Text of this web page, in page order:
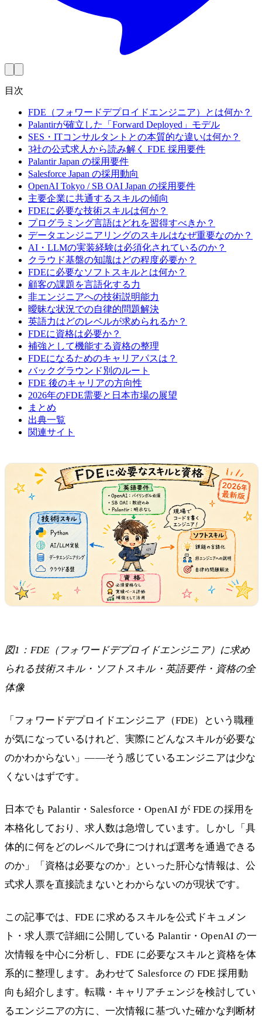
目次
FDE（フォワードデプロイドエンジニア）とは何か？
Palantirが確立した「Forward Deployed」モデル
SES・ITコンサルタントとの本質的な違いは何か？
3社の公式求人から読み解く FDE 採用要件
Palantir Japan の採用要件
Salesforce Japan の採用動向
OpenAI Tokyo / SB OAI Japan の採用要件
主要企業に共通するスキルの傾向
FDEに必要な技術スキルは何か？
プログラミング言語はどれを習得すべきか？
データエンジニアリングのスキルはなぜ重要なのか？
AI・LLMの実装経験は必須化されているのか？
クラウド基盤の知識はどの程度必要か？
FDEに必要なソフトスキルとは何か？
顧客の課題を言語化する力
非エンジニアへの技術説明能力
曖昧な状況での自律的問題解決
英語力はどのレベルが求められるか？
FDEに資格は必要か？
補強として機能する資格の整理
FDEになるためのキャリアパスは？
バックグラウンド別のルート
FDE 後のキャリアの方向性
2026年のFDE需要と日本市場の展望
まとめ
出典一覧
関連サイト
図1：FDE（フォワードデプロイドエンジニア）に求め
られる技術スキル・ソフトスキル・英語要件・資格の全
体像
「フォワードデプロイドエンジニア（FDE）という職種
が気になっているけれど、実際にどんなスキルが必要な
のかわからない」——そう感じているエンジニアは少な
くないはずです。
日本でも Palantir・Salesforce・OpenAI が FDE の採用を
本格化しており、求人数は急増しています。しかし「具
体的に何をどのレベルで身につければ選考を通過できる
のか」「資格は必要なのか」といった肝心な情報は、公
式求人票を直接読まないとわからないのが現状です。
この記事では、FDE に求めるスキルを公式ドキュメン
ト・求人票で詳細に公開している Palantir・OpenAI の一
次情報を中心に分析し、FDE に必要なスキルと資格を体
系的に整理します。あわせて Salesforce の FDE 採用動
向も紹介します。転職・キャリアチェンジを検討してい
るエンジニアの方に、一次情報に基づいた確かな判断材